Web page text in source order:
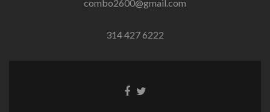
combo2600@gmail.com
314 427 6222
EnlaceEnlace